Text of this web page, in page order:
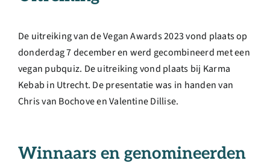
De uitreiking van de Vegan Awards 2023 vond plaats op
donderdag 7 december en werd gecombineerd met een
vegan pubquiz. De uitreiking vond plaats bij Karma
Kebab in Utrecht. De presentatie was in handen van
Chris van Bochove en Valentine Dillise.
Winnaars en genomineerden